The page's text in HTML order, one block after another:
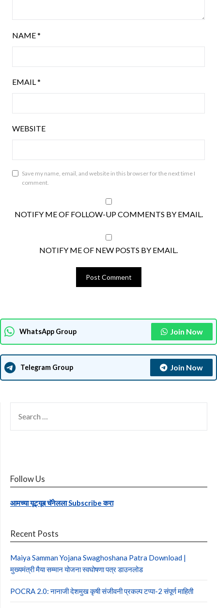
NAME*
EMAIL *
WEBSITE
Save my name, email, and website in this browser for the next time I
comment.
NOTIFY ME OF FOLLOW-UP COMMENTS BY EMAIL.
NOTIFY ME OF NEW POSTS BY EMAIL.
WhatsApp Group Join Now
Telegram Group Join Now
FOR:
Follow Us
आमच्या यूट्यूब चॅनेलला Subscribe करा
Recent Posts
Maiya Samman Yojana Swaghoshana Patra Download |
मुख्यमंत्री मैया सम्मान योजना स्वघोषणा पत्र डाउनलोड
POCRA 2.0: नानाजी देशमुख कृषी संजीवनी प्रकल्प टप्पा-2 संपूर्ण माहिती